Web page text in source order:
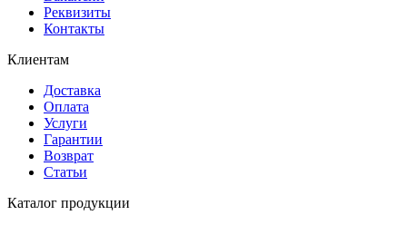
Реквизиты
Контакты
Клиентам
Доставка
Оплата
Услуги
Гарантии
Возврат
Статьи
Каталог продукции